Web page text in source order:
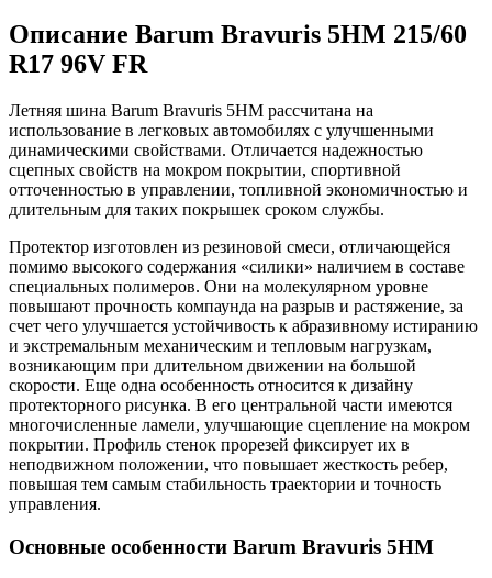
Описание Barum Bravuris 5HM 215/60
R17 96V FR
Летняя шина Barum Bravuris 5HM рассчитана на
использование в легковых автомобилях с улучшенными
динамическими свойствами. Отличается надежностью
сцепных свойств на мокром покрытии, спортивной
отточенностью в управлении, топливной экономичностью и
длительным для таких покрышек сроком службы.
Протектор изготовлен из резиновой смеси, отличающейся
помимо высокого содержания «силики» наличием в составе
специальных полимеров. Они на молекулярном уровне
повышают прочность компаунда на разрыв и растяжение, за
счет чего улучшается устойчивость к абразивному истиранию
и экстремальным механическим и тепловым нагрузкам,
возникающим при длительном движении на большой
скорости. Еще одна особенность относится к дизайну
протекторного рисунка. В его центральной части имеются
многочисленные ламели, улучшающие сцепление на мокром
покрытии. Профиль стенок прорезей фиксирует их в
неподвижном положении, что повышает жесткость ребер,
повышая тем самым стабильность траектории и точность
управления.
Основные особенности Barum Bravuris 5HM